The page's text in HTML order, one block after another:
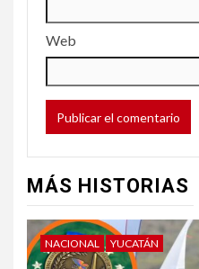
Web
MÁS HISTORIAS
NACIONAL YUCATÁN